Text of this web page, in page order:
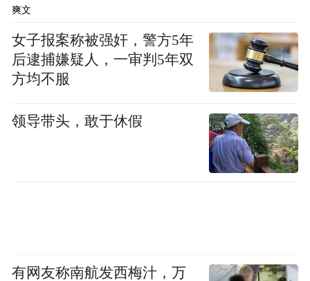
重现震撼；《问道龙虎山》纪录片、《天师
传奇》书籍等文化成果相继推出，正一天师
音乐、斋醮科仪等国家级非遗走进景区，研
学、悟道等精品线路让道文化融入当代生
活。更难得的是，景区打破传统“围墙思
维”，以开放姿态拥抱年轻世代，跨界联动
爽文
女子报案称被强奸，警方5年
后逮捕嫌疑人，一审判5年双
方均不服
领导带头，敢于休假
有网友称南航发西梅汁，万